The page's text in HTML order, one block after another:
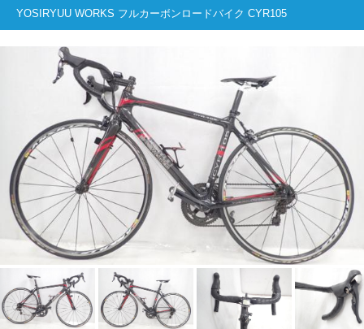
YOSIRYUU WORKS フルカーボンロードバイク CYR105